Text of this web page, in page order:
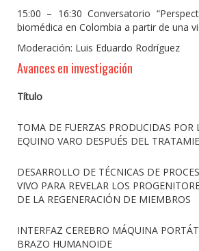
15:00 – 16:30 Conversatorio
biomédica en Colombia a partir de una
Moderación: Luis Eduardo Rodríguez
Avances en investigación
Título
TOMA DE FUERZAS PRODUCIDAS POR
EQUINO VARO DESPUÉS DEL
DESARROLLO DE TÉCNICAS DE
VIVO PARA REVELAR LOS
DE LA REGENERACIÓN DE MIEMBROS
INTERFAZ CEREBRO MÁQUINA
BRAZO HUMANOIDE